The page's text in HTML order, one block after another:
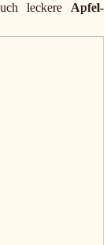
leckere Apfel-